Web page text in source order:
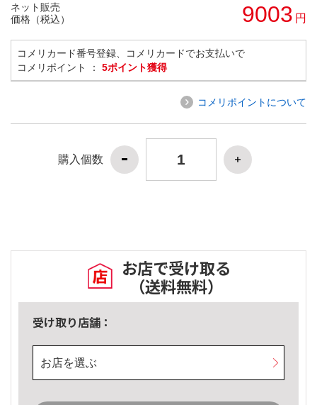
ネット販売
価格（税込）
9003 円
コメリカード番号登録、コメリカードでお支払いで
コメリポイント ： 5ポイント獲得
コメリポイントについて
購入個数
お店で受け取る
（送料無料）
受け取り店舗：
お店を選ぶ